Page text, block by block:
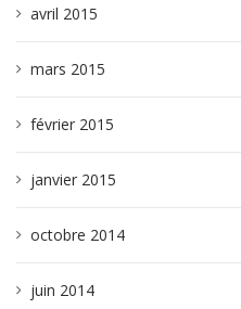
avril 2015
mars 2015
février 2015
janvier 2015
octobre 2014
juin 2014